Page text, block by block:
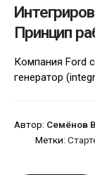
Принцип
Компания Ford
генератор
Автор: Семёнов
Метки: